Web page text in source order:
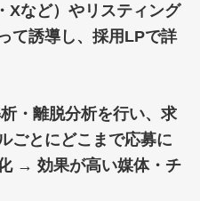
Xなど）やリスティング
て誘導し、採用LPで詳
・離脱分析を行い、求
ごとにどこまで応募に
→ 効果が高い媒体・チ